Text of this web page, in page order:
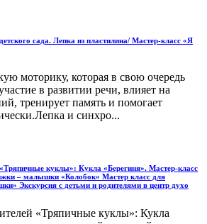
сада. Лепка из пластилина/ Мастер-класс «Я
моторику, которая в свою очередь
в развитии речи, влияет на
тренирует память и помогает
и синхро...
куклы»: Кукла «Берегиня». Мастер-класс
– малышки «Колобок» Мастер класс для
Экскурсия с детьми и родителями в центр духо
«Тряпичные куклы»: Кукла